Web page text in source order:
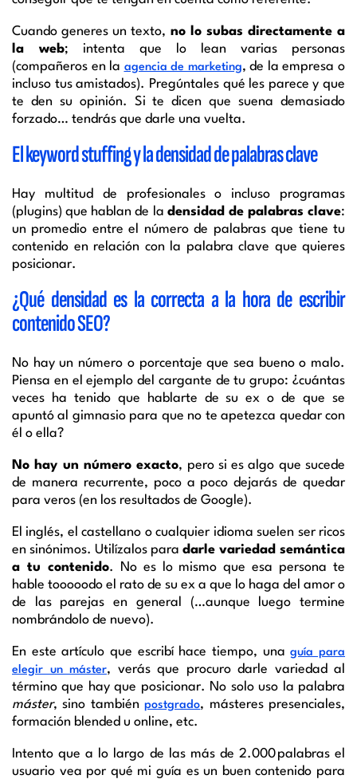
Cuando generes un texto, no lo subas directamente a
la web; intenta que lo lean varias personas
(compañeros en la agencia de marketing, de la empresa o
incluso tus amistados). Pregúntales qué les parece y que
te den su opinión. Si te dicen que suena demasiado
forzado… tendrás que darle una vuelta.
El keyword stuffing y la densidad de palabras clave
Hay multitud de profesionales o incluso programas
(plugins) que hablan de la densidad de palabras clave:
un promedio entre el número de palabras que tiene tu
contenido en relación con la palabra clave que quieres
posicionar.
¿Qué densidad es la correcta a la hora de escribir
contenido SEO?
No hay un número o porcentaje que sea bueno o malo.
Piensa en el ejemplo del cargante de tu grupo: ¿cuántas
veces ha tenido que hablarte de su ex o de que se
apuntó al gimnasio para que no te apetezca quedar con
él o ella?
No hay un número exacto, pero si es algo que sucede
de manera recurrente, poco a poco dejarás de quedar
para veros (en los resultados de Google).
El inglés, el castellano o cualquier idioma suelen ser ricos
en sinónimos. Utilízalos para darle variedad semántica
a tu contenido. No es lo mismo que esa persona te
hable tooooodo el rato de su ex a que lo haga del amor o
de las parejas en general (…aunque luego termine
nombrándolo de nuevo).
En este artículo que escribí hace tiempo, unaguía para
elegir un máster, verás que procuro darle variedad al
término que hay que posicionar. No solo uso la palabra
máster, sino tambiénpostgrado, másteres presenciales,
formación blended u online, etc.
Intento que a lo largo de las más de 2.000 palabras el
usuario vea por qué mi guía es un buen contenido para